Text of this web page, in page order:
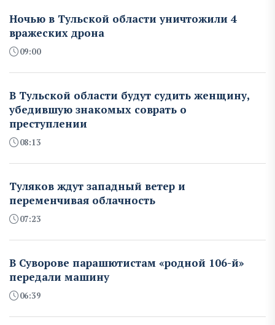
Ночью в Тульской области уничтожили 4
вражеских дрона
09:00
В Тульской области будут судить женщину,
убедившую знакомых соврать о
преступлении
08:13
Туляков ждут западный ветер и
переменчивая облачность
07:23
В Суворове парашютистам «родной 106-й»
передали машину
06:39